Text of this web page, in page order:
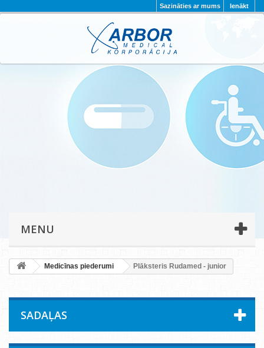
Ienākt
Sazināties ar mums
PAR MUMS PROJEKTI
KONTAKTI
PRIVĀTUMA POLITIKA
MENU
Medicīnas piederumi Plāksteris Rudamed - junior
SADAĻAS